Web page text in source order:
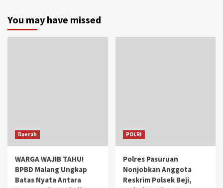
You may have missed
Daerah
WARGA WAJIB TAHU!
BPBD Malang Ungkap
Batas Nyata Antara
POLRI
Polres Pasuruan
Nonjobkan Anggota
Reskrim Polsek Beji,